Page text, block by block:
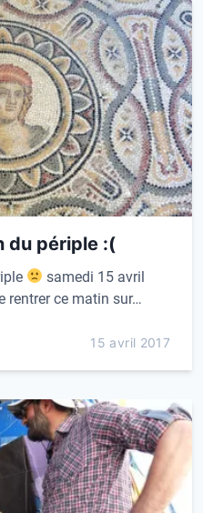
du périple :(
samedi 15 avril
rentrer ce matin sur…
15 avril 2017